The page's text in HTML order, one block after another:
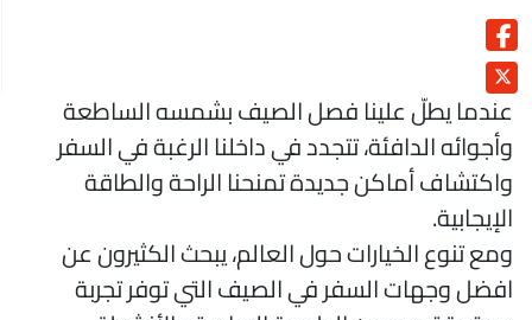
يطلّ علينا فصل الصيف بشمسه الساطعة
الدافئة، تتجدد في داخلنا الرغبة في السفر
أماكن جديدة تمنحنا الراحة والطاقة
تنوع الخيارات حول العالم، يبحث الكثيرون عن
وجهات السفر في الصيف التي توفر تجربة